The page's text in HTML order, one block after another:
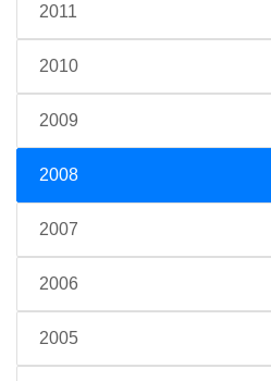
2011
2010
2009
2008
2007
2006
2005